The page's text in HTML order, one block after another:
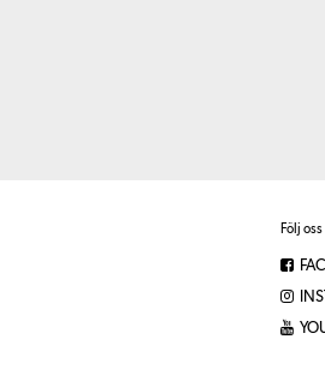
Följ oss